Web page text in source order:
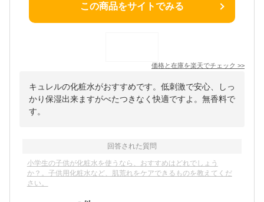
この商品をサイトでみる
価格と在庫を楽天でチェック >>
キュレルの化粧水がおすすめです。低刺激で安心、しっ
かり保湿出来ますがべたつきなく快適ですよ。無香料で
す。
回答された質問
小学生の子供が化粧水を使うなら、おすすめはどれでしょう
か？。子供用化粧水など、肌荒れをケアできるものを教えてくだ
さい。